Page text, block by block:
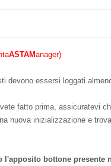
ASTAManager)
essersi loggati
fatto prima, assicuratevi
nuova inizializzazione e
l'apposito bottone presente